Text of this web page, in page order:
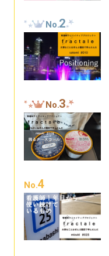
No.2
No.3
No.4